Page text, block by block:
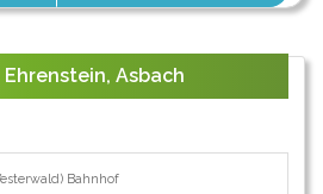
Asbach
Bahnhof